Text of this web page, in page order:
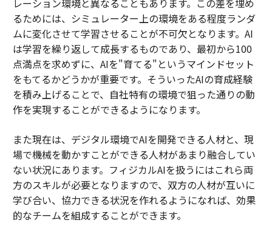
レーション環境と異なることもあります。この差を埋め
るためには、シミュレーター上の環境をある程度ランダ
ムに変化させて学習させることが不可欠となります。AI
は学習を繰り返して成長するものであり、最初から100
点満点を求めずに、AIを"育てる"というマインドセット
をもてるかどうかが重要です。そういったAIの育成経験
を積み上げることで、自社特有の環境で狙った通りの動
作を実現することができるようになります。
また現在は、デジタル環境でAIを開発できる人材と、現
場で機械を動かすことができる人材があまり融合してい
ない状況にあります。フィジカルAIを扱うにはこれら両
方のスキルが必要となりますので、双方の人材が互いに
学び合い、協力できる状況を作れるようになれば、効果
的なチームを組成することができます。